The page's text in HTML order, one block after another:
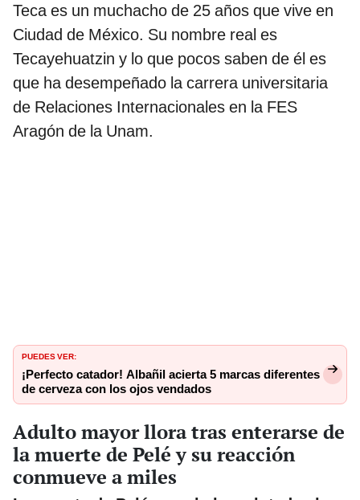
Teca es un muchacho de 25 años que vive en
Ciudad de México. Su nombre real es
Tecayehuatzin y lo que pocos saben de él es
que ha desempeñado la carrera universitaria
de Relaciones Internacionales en la FES
Aragón de la Unam.
PUEDES VER:
¡Perfecto catador! Albañil acierta 5 marcas diferentes
de cerveza con los ojos vendados
Adulto mayor llora tras enterarse de
la muerte de Pelé y su reacción
conmueve a miles